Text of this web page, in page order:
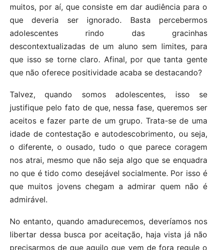
muitos, por aí, que consiste em dar audiência para o
que deveria ser ignorado. Basta percebermos
adolescentes rindo das gracinhas
descontextualizadas de um aluno sem limites, para
que isso se torne claro. Afinal, por que tanta gente
que não oferece positividade acaba se destacando?
Talvez, quando somos adolescentes, isso se
justifique pelo fato de que, nessa fase, queremos ser
aceitos e fazer parte de um grupo. Trata-se de uma
idade de contestação e autodescobrimento, ou seja,
o diferente, o ousado, tudo o que parece coragem
nos atrai, mesmo que não seja algo que se enquadra
no que é tido como desejável socialmente. Por isso é
que muitos jovens chegam a admirar quem não é
admirável.
No entanto, quando amadurecemos, deveríamos nos
libertar dessa busca por aceitação, haja vista já não
precisarmos de que aquilo que vem de fora regule o